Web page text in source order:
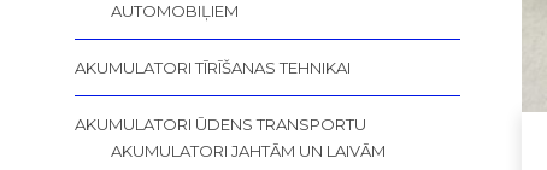
AUTOMOBIĻIEM
AKUMULATORI TĪRĪŠANAS TEHNIKAI
AKUMULATORI ŪDENS TRANSPORTU
AKUMULATORI JAHTĀM UN LAIVĀM